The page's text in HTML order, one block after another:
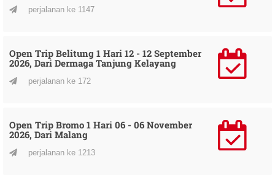
perjalanan ke 1147
Open Trip Belitung 1 Hari 12 - 12 September
2026, Dari Dermaga Tanjung Kelayang
perjalanan ke 172
Open Trip Bromo 1 Hari 06 - 06 November
2026, Dari Malang
perjalanan ke 1213